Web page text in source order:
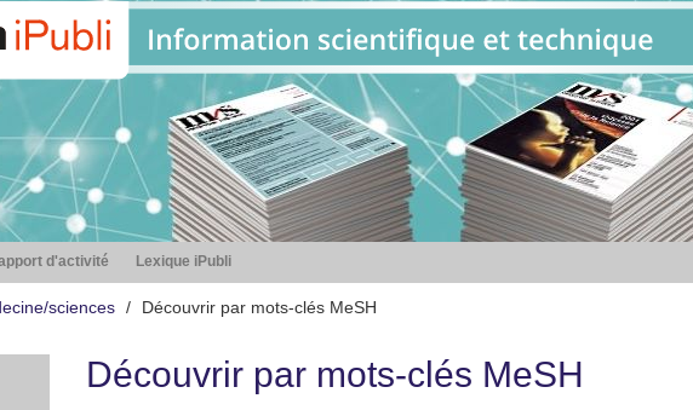
d'activité Lexique iPubli
sciences Découvrir par mots-clés MeSH
Découvrir par mots-clés MeSH